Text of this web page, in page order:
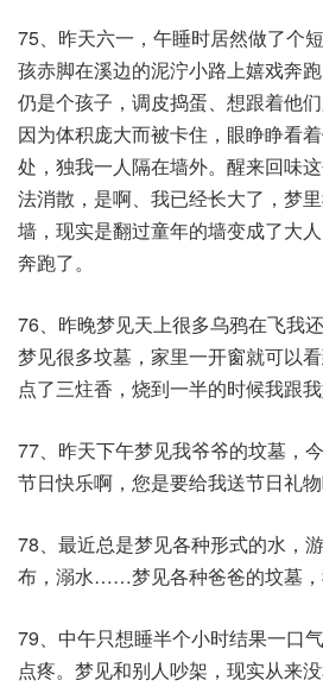
75、昨天六一，午睡时居然做了个
孩赤脚在溪边的泥泞小路上嬉戏奔
仍是个孩子，调皮捣蛋、想跟着他
因为体积庞大而被卡住，眼睁睁看
处，独我一人隔在墙外。醒来回味
法消散，是啊、我已经长大了，梦
墙，现实是翻过童年的墙变成了大
奔跑了。
76、昨晚梦见天上很多乌鸦在飞我
梦见很多坟墓，家里一开窗就可以
点了三炷香，烧到一半的时候我跟
77、昨天下午梦见我爷爷的坟墓，
节日快乐啊，您是要给我送节日礼物
78、最近总是梦见各种形式的水，
布，溺水……梦见各种爸爸的坟墓，
79、中午只想睡半个小时结果一口
点疼。梦见和别人吵架，现实从来